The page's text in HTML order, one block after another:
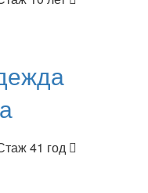
41 год